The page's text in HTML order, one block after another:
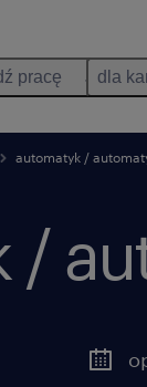
pracę dla
automatyk /
/